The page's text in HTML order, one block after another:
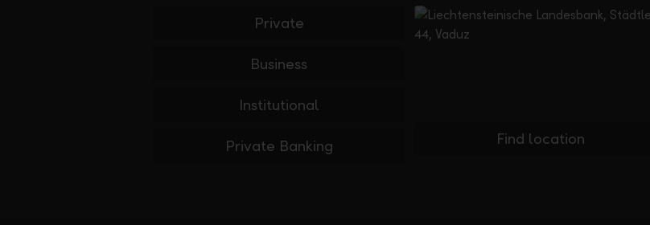
Find location
Private
Business
Institutional
Private Banking